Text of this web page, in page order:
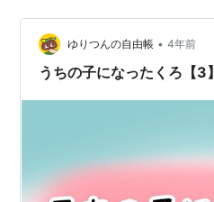
ゆりつんの自由帳 • 4年前
うちの子になったくろ【3】